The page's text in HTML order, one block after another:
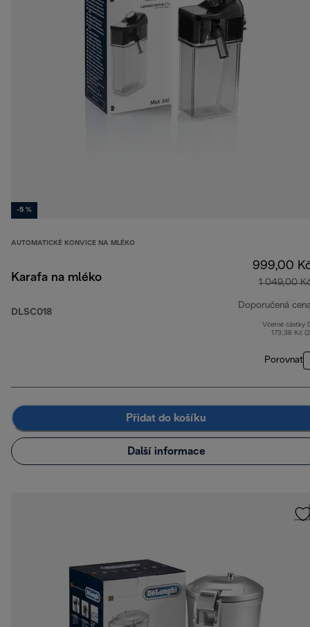
-5 %
AUTOMATICKÉ KONVICE NA MLÉKO
Karafa na mléko
DLSC018
999,00
1 049,00
Doporučená
Včetně částky
173,38 Kč
Porovnat
Přidat do košíku
Další informace